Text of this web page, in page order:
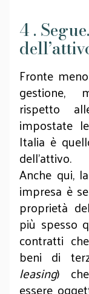
4 .
Fronte
gestione,
rispetto
impostate
Italia è
dell’attivo.
Anche qui,
impresa è
proprietà
più spesso
contratti
beni di
leasing)